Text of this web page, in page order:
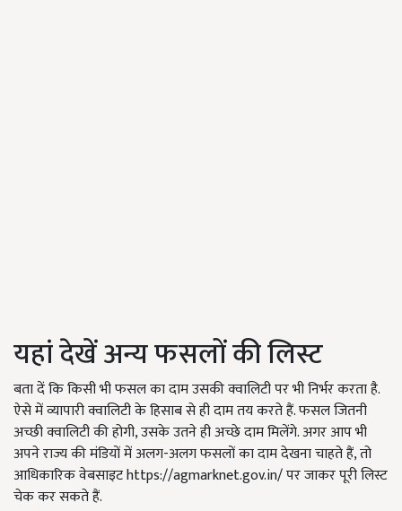
यहां देखें अन्य फसलों की लिस्ट
बता दें कि किसी भी फसल का दाम उसकी क्वालिटी पर भी निर्भर करता है.
ऐसे में व्यापारी क्वालिटी के हिसाब से ही दाम तय करते हैं. फसल जितनी
अच्छी क्वालिटी की होगी, उसके उतने ही अच्छे दाम मिलेंगे. अगर आप भी
अपने राज्य की मंडियों में अलग-अलग फसलों का दाम देखना चाहते हैं, तो
आधिकारिक वेबसाइट https://agmarknet.gov.in/ पर जाकर पूरी लिस्ट
चेक कर सकते हैं.